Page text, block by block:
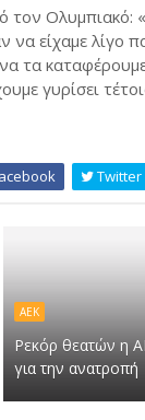
τον Ολυμπιακό:
να είχαμε
τα
γυρίσει
Twitter
ΑΕΚ
Ρεκόρ θεατών η
για την ανατροπή